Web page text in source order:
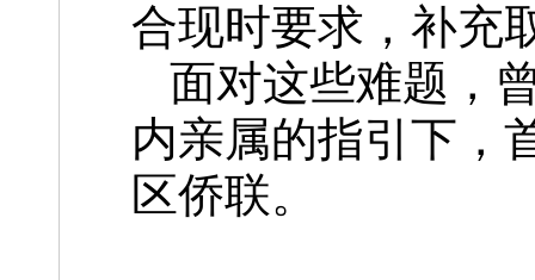
合现时要求，补充
面对这些难题，
内亲属的指引下
区侨联。